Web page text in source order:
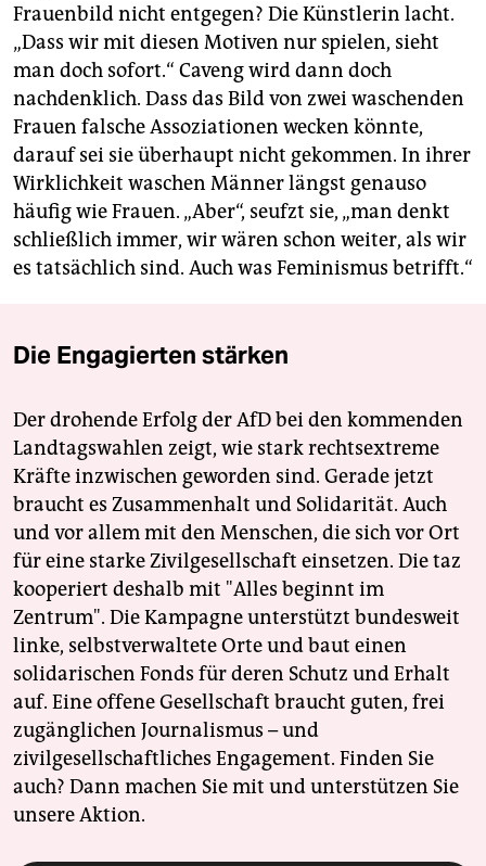
Frauenbild nicht entgegen? Die Künstlerin lacht.
„Dass wir mit diesen Motiven nur spielen, sieht
man doch sofort.“ Caveng wird dann doch
nachdenklich. Dass das Bild von zwei waschenden
Frauen falsche Assoziationen wecken könnte,
darauf sei sie überhaupt nicht gekommen. In ihrer
Wirklichkeit waschen Männer längst genauso
häufig wie Frauen. „Aber“, seufzt sie, „man denkt
schließlich immer, wir wären schon weiter, als wir
es tatsächlich sind. Auch was Feminismus betrifft.“
Die Engagierten stärken
Der drohende Erfolg der AfD bei den kommenden
Landtagswahlen zeigt, wie stark rechtsextreme
Kräfte inzwischen geworden sind. Gerade jetzt
braucht es Zusammenhalt und Solidarität. Auch
und vor allem mit den Menschen, die sich vor Ort
für eine starke Zivilgesellschaft einsetzen. Die taz
kooperiert deshalb mit "Alles beginnt im
Zentrum". Die Kampagne unterstützt bundesweit
linke, selbstverwaltete Orte und baut einen
solidarischen Fonds für deren Schutz und Erhalt
auf. Eine offene Gesellschaft braucht guten, frei
zugänglichen Journalismus – und
zivilgesellschaftliches Engagement. Finden Sie
auch? Dann machen Sie mit und unterstützen Sie
unsere Aktion.